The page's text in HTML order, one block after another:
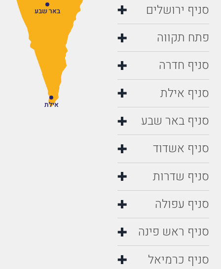
סניף ירושלים
פתח תקווה
סניף חדרה
סניף אילת
סניף באר שבע
סניף אשדוד
סניף שדרות
סניף עפולה
סניף ראש פינה
סניף כרמיאל
אילת
באר שבע